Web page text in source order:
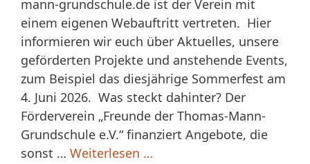
mann-grundschule.de ist der Verein mit
einem eigenen Webauftritt vertreten. Hier
informieren wir euch über Aktuelles, unsere
geförderten Projekte und anstehende Events,
zum Beispiel das diesjährige Sommerfest am
4. Juni 2026. Was steckt dahinter? Der
Förderverein „Freunde der Thomas-Mann-
Grundschule e.V.“ finanziert Angebote, die
sonst … Weiterlesen …